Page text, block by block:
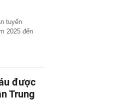
tuyến
2025 đến
được
Trung